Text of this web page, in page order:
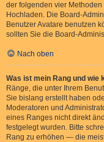
der folgenden vier
Hochladen. Die Board-
Benutzer Avatare benutzen
sollten Sie die Board-
Nach oben
Was ist mein Rang und wie
Ränge, die unter Ihrem
Sie bislang erstellt haben
Moderatoren und
eines Ranges nicht direkt
festgelegt wurden. Bitte
Rang zu erhöhen — die